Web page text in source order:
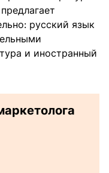
русский язык
и иностранный